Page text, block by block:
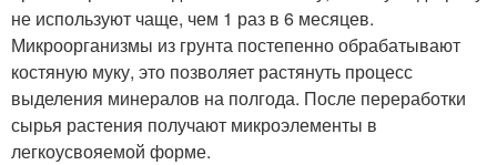
не используют чаще, чем 1 раз в 6 месяцев.
Микроорганизмы из грунта постепенно обрабатывают
костяную муку, это позволяет растянуть процесс
выделения минералов на полгода. После переработки
сырья растения получают микроэлементы в
легкоусвояемой форме.